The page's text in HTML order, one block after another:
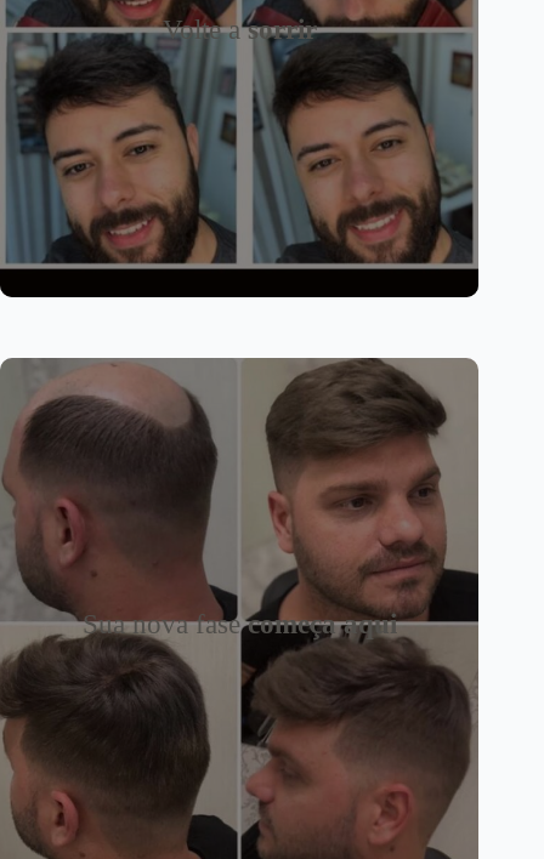
Volte asorrir
Sua nova fasecomeça aqui